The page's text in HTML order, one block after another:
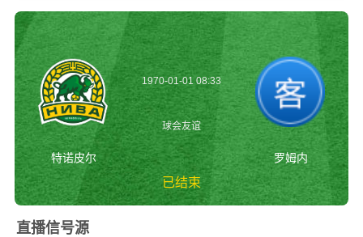
特诺皮尔
1970-01-01 08:33
球会友谊
已结束
罗姆内
直播信号源